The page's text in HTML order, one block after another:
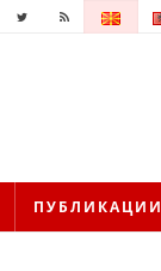
ПУБЛИКАЦИИ